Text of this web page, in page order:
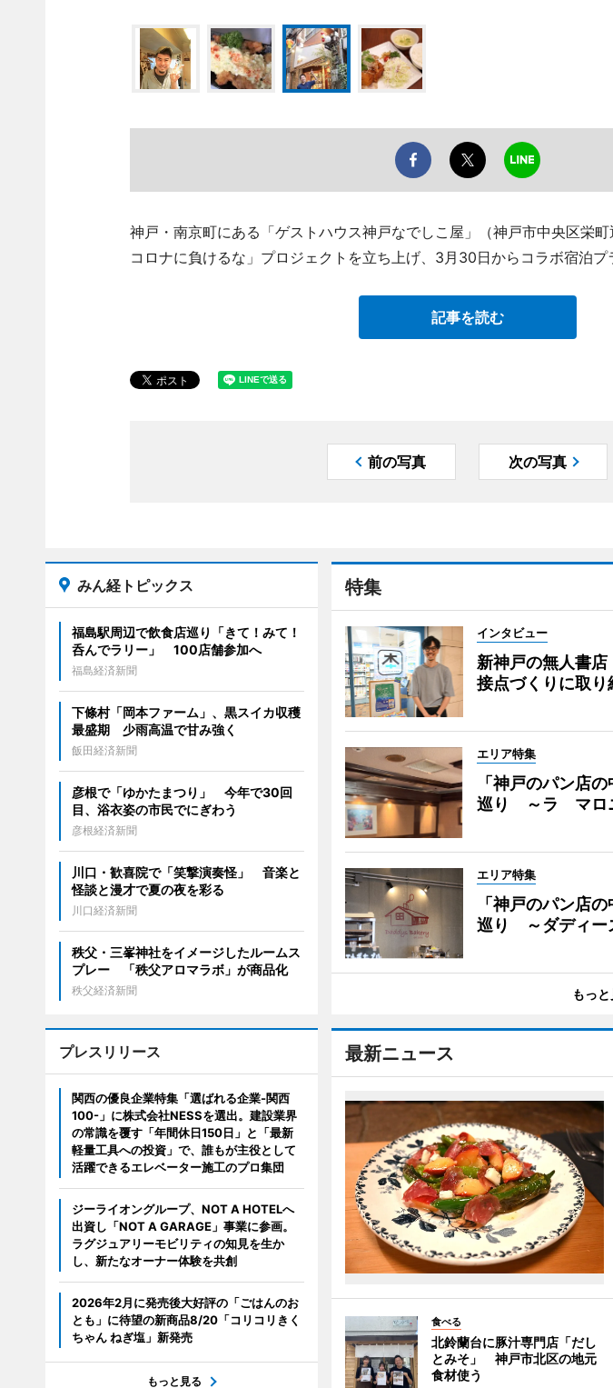
神戸・南京町にある「ゲストハウス神戸なでしこ屋」（神戸市中央区栄
コロナに負けるな」プロジェクトを立ち上げ、3月30日からコラボ宿泊プ
記事を読む
前の写真 次の写真
特集
インタビュー
新神戸の無人書
接点づくりに取り
エリア特集
「神戸のパン店
巡り ～ラ マロ
エリア特集
「神戸のパン店
巡り ～ダディー
もっ
最新ニュース
食べる
北鈴蘭台に豚汁専門店「だし
とみそ」 神戸市北区の地元
食材使う
みん経トピックス
福島駅周辺で飲食店巡り「きて！みて！
呑んでラリー」 100店舗参加へ
福島経済新聞
下條村「岡本ファーム」、黒スイカ収穫
最盛期 少雨高温で甘み強く
飯田経済新聞
彦根で「ゆかたまつり」 今年で30回
目、浴衣姿の市民でにぎわう
彦根経済新聞
川口・歓喜院で「笑撃演奏怪」 音楽と
怪談と漫才で夏の夜を彩る
川口経済新聞
秩父・三峯神社をイメージしたルームス
プレー 「秩父アロマラボ」が商品化
秩父経済新聞
プレスリリース
関西の優良企業特集「選ばれる企業-関西
100-」に株式会社NESSを選出。建設業界
の常識を覆す「年間休日150日」と「最新
軽量工具への投資」で、誰もが主役として
活躍できるエレベーター施工のプロ集団
ジーライオングループ、NOT A HOTELへ
出資し「NOT A GARAGE」事業に参画。
ラグジュアリーモビリティの知見を生か
し、新たなオーナー体験を共創
2026年2月に発売後大好評の「ごはんのお
とも」に待望の新商品8/20「コリコリきく
ちゃん ねぎ塩」新発売
もっと見る